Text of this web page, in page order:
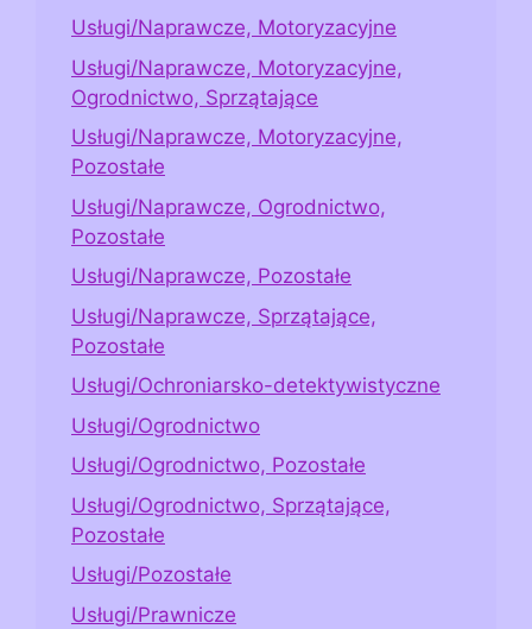
Usługi/Naprawcze, Motoryzacyjne
Usługi/Naprawcze, Motoryzacyjne,
Ogrodnictwo, Sprzątające
Usługi/Naprawcze, Motoryzacyjne,
Pozostałe
Usługi/Naprawcze, Ogrodnictwo,
Pozostałe
Usługi/Naprawcze, Pozostałe
Usługi/Naprawcze, Sprzątające,
Pozostałe
Usługi/Ochroniarsko-detektywistyczne
Usługi/Ogrodnictwo
Usługi/Ogrodnictwo, Pozostałe
Usługi/Ogrodnictwo, Sprzątające,
Pozostałe
Usługi/Pozostałe
Usługi/Prawnicze